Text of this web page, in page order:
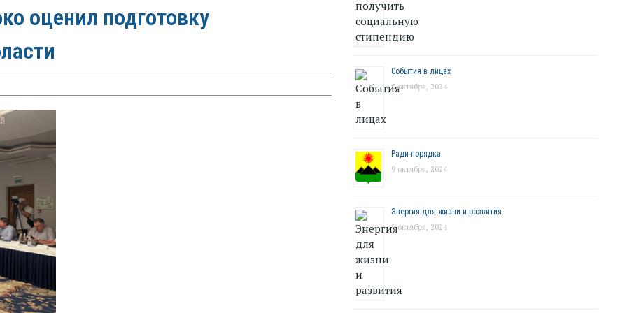
оценил подготовку
События в лицах
9 октября, 2024
Ради порядка
9 октября, 2024
Энергия для жизни и развития
9 октября, 2024